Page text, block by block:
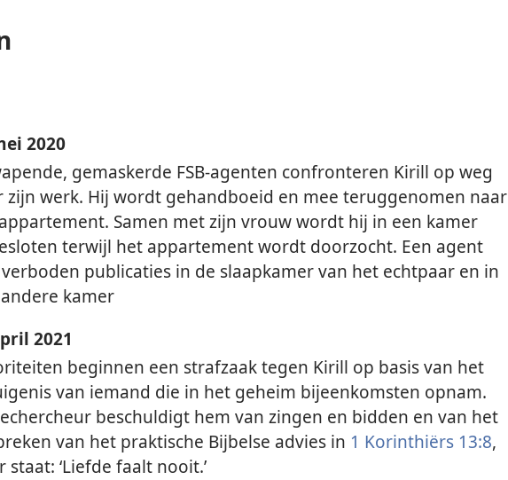
2020
gemaskerde FSB-agenten confronteren Kirill op weg
zijn werk. Hij wordt gehandboeid en mee teruggenomen naar
Samen met zijn vrouw wordt hij in een kamer
terwijl het appartement wordt doorzocht. Een agent
publicaties in de slaapkamer van het echtpaar en in
kamer
2021
beginnen een strafzaak tegen Kirill op basis van het
van iemand die in het geheim bijeenkomsten opnam.
beschuldigt hem van zingen en bidden en van het
van het praktische Bijbelse advies in 1 Korinthiërs 13:8,
staat: ‘Liefde faalt nooit.’